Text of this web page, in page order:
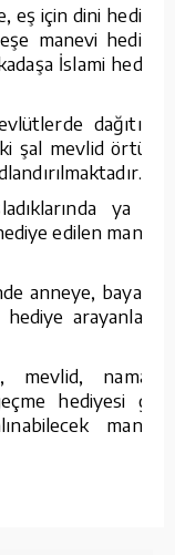
için dini hediye,
manevi hediye,
İslami hediye
dağıtılan
şal mevlid örtüsü
ya da
edilen manevi
anneye, bayana,
arayanların
namaza
hediyesi gibi
manevi